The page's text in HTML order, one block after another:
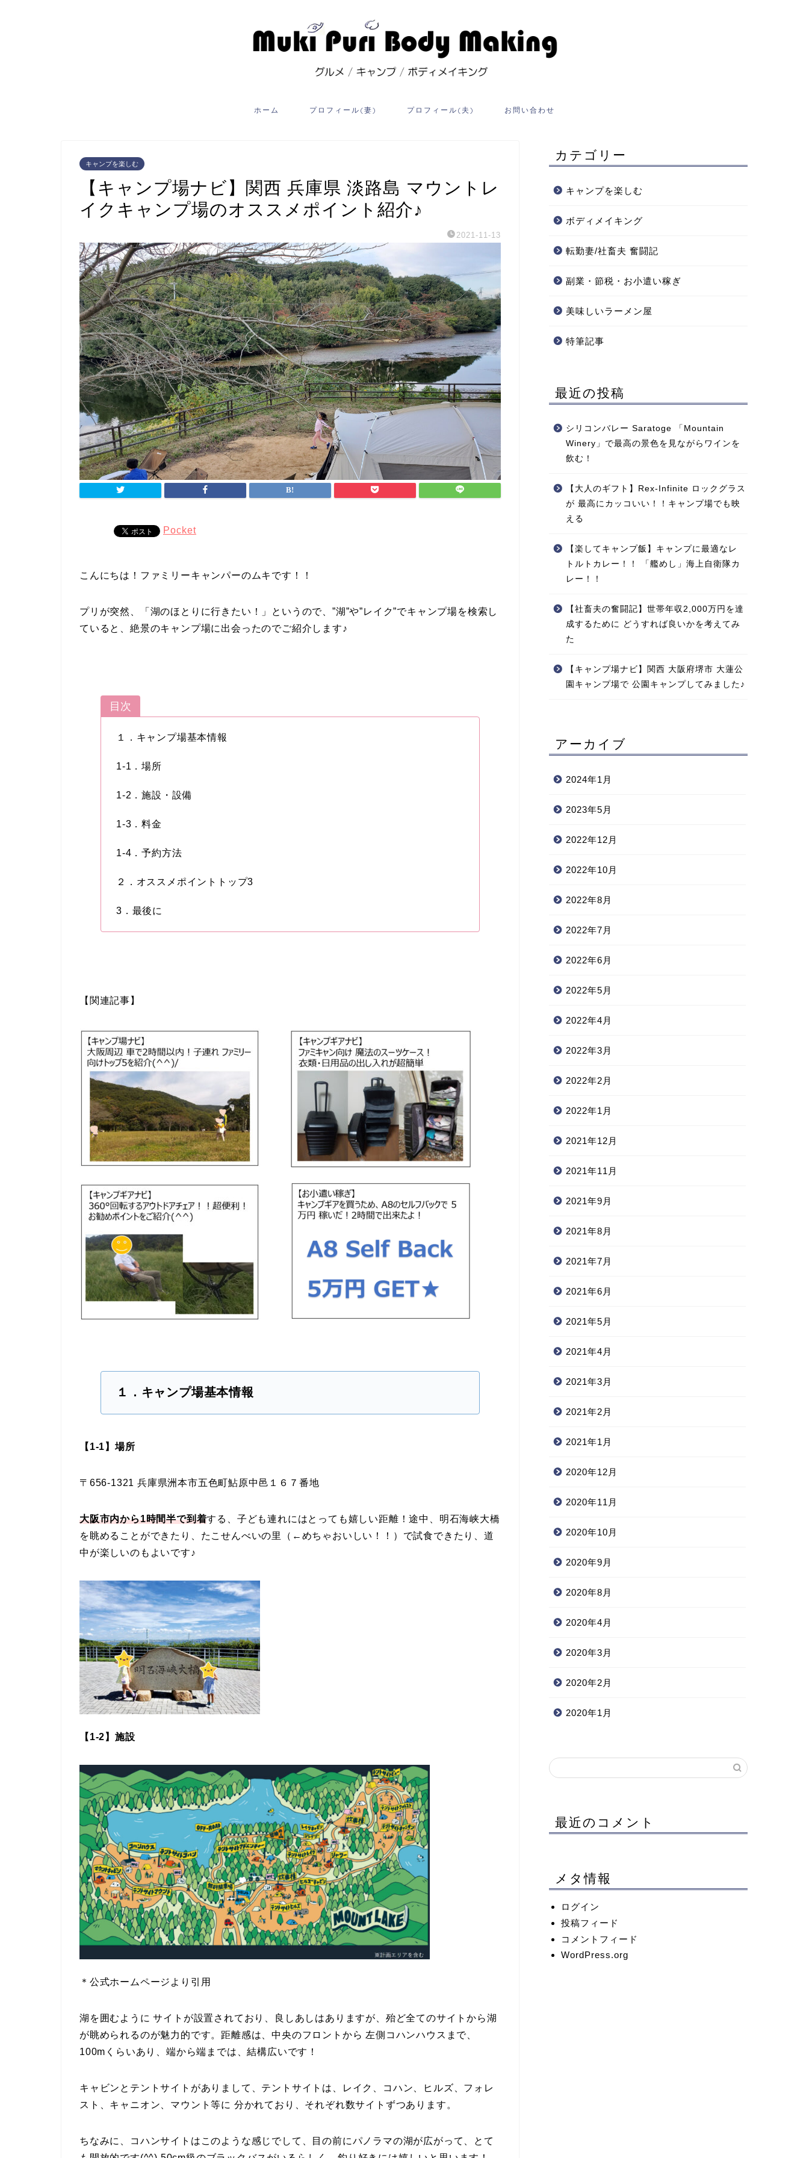
ホーム プロフィール(妻) プロフィール(夫) お問い合わせ
キャンプを楽しむ
【キャンプ場ナビ】関西 兵庫県 淡路島 マウントレ
イクキャンプ場のオススメポイント紹介♪
2021-11-13
Pocket
こんにちは！ファミリーキャンパーのムキです！！
プリが突然、「湖のほとりに行きたい！」というので、”湖”や”レイク”でキャンプ場を検索し
ていると、絶景のキャンプ場に出会ったのでご紹介します♪
目次
１．キャンプ場基本情報
1-1．場所
1-2．施設・設備
1-3．料金
1-4．予約方法
２．オススメポイントトップ3
3．最後に
【関連記事】
１．キャンプ場基本情報
【1-1】場所
〒656-1321 兵庫県洲本市五色町鮎原中邑１６７番地
大阪市内から1時間半で到着する、子ども連れにはとっても嬉しい距離！途中、明石海峡大橋
を眺めることができたり、たこせんべいの里（←めちゃおいしい！！）で試食できたり、道
中が楽しいのもよいです♪
【1-2】施設
＊公式ホームページより引用
湖を囲むように サイトが設置されており、良しあしはありますが、殆ど全てのサイトから湖
が眺められるのが魅力的です。距離感は、中央のフロントから 左側コハンハウスまで、
100mくらいあり、端から端までは、結構広いです！
キャビンとテントサイトがありまして、テントサイトは、レイク、コハン、ヒルズ、フォレ
スト、キャニオン、マウント等に 分かれており、それぞれ数サイトずつあります。
ちなみに、コハンサイトはこのような感じでして、目の前にパノラマの湖が広がって、とて
カテゴリー
キャンプを楽しむ
ボディメイキング
転勤妻/社畜夫 奮闘記
副業・節税・お小遣い稼ぎ
美味しいラーメン屋
特筆記事
最近の投稿
シリコンバレー Saratoge 「Mountain
Winery」で最高の景色を見ながらワインを
飲む！
【大人のギフト】Rex-Infinite ロックグラス
が 最高にカッコいい！！キャンプ場でも映
える
【楽してキャンプ飯】キャンプに最適なレ
トルトカレー！！ 「艦めし」海上自衛隊カ
レー！！
【社畜夫の奮闘記】世帯年収2,000万円を達
成するために どうすれば良いかを考えてみ
た
【キャンプ場ナビ】関西 大阪府堺市 大蓮公
園キャンプ場で 公園キャンプしてみました♪
アーカイブ
2024年1月
2023年5月
2022年12月
2022年10月
2022年8月
2022年7月
2022年6月
2022年5月
2022年4月
2022年3月
2022年2月
2022年1月
2021年12月
2021年11月
2021年9月
2021年8月
2021年7月
2021年6月
2021年5月
2021年4月
2021年3月
2021年2月
2021年1月
2020年12月
2020年11月
2020年10月
2020年9月
2020年8月
2020年4月
2020年3月
2020年2月
2020年1月
最近のコメント
メタ情報
ログイン
投稿フィード
コメントフィード
WordPress.org